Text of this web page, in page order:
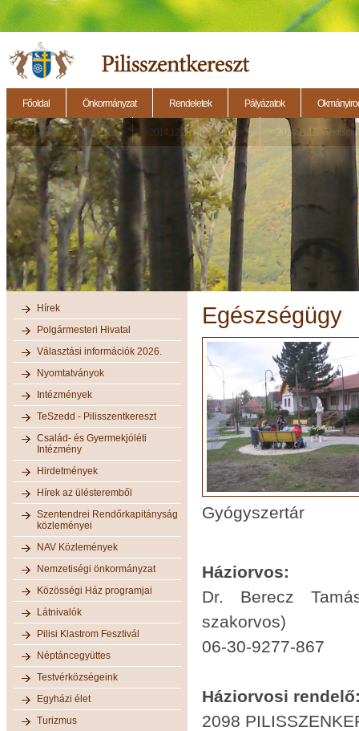
Főoldal Önkormányzat Rendeletek Pályázatok
2014.11.27. - Testületi ülés 2014.12.28. - Testületi ülés 2014.11.13. - Testületi
Hírek
Polgármesteri Hivatal
Választási információk 2026.
Nyomtatványok
Intézmények
TeSzedd - Pilisszentkereszt
Család- és Gyermekjóléti
Intézmény
Hirdetmények
Hírek az ülésteremből
Szentendrei Rendőrkapitányság
közleményei
NAV Közlemények
Nemzetiségi önkormányzat
Közösségi Ház programjai
Látnivalók
Pilisi Klastrom Fesztivál
Néptáncegyüttes
Testvérközségeink
Egyházi élet
Turizmus
Egészségügy
Gyógyszertár
Háziorvos:
Dr. Berecz
szakorvos)
06-30-9277-867
Háziorvosi
2098